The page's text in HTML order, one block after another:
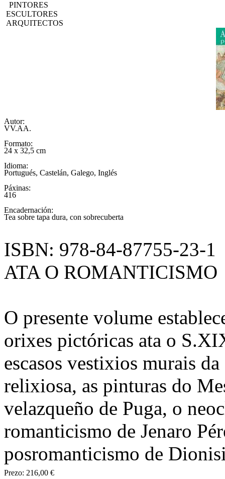
PINTORES
ESCULTORES
ARQUITECTOS
Autor:
VV.AA.
Formato:
24 x 32,5 cm
Idioma:
Portugués, Castelán, Galego, Inglés
Páxinas:
416
Encadernación:
Tea sobre tapa dura, con sobrecuberta
ISBN: 978-84-87755-23-1
ATA O ROMANTICISMO
O presente volume
orixes pictóricas ata o
escasos vestixios murais
relixiosa, as pinturas do
velazqueño de Puga, o
romanticismo de Jenaro
posromanticismo de
Prezo: 216,00 €